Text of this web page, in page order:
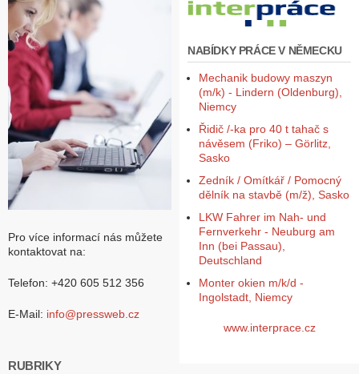
Z
a
l
o
ž
i
ú
č
e
Pro více informací nás můžete
kontaktovat na:
Telefon: +420 605 512 356
E-Mail: info@pressweb.cz
RUBRIKY
NABÍDKY PRÁCE V NĚMECKU
Mechanik budowy maszyn
(m/k) - Lindern (Oldenburg),
Niemcy
Řidič /-ka pro 40 t tahač s
návěsem (Friko) – Görlitz,
Sasko
Zedník / Omítkář / Pomocný
dělník na stavbě (m/ž), Sasko
LKW Fahrer im Nah- und
Fernverkehr - Neuburg am
Inn (bei Passau),
Deutschland
Monter okien m/k/d -
Ingolstadt, Niemcy
www.interprace.cz